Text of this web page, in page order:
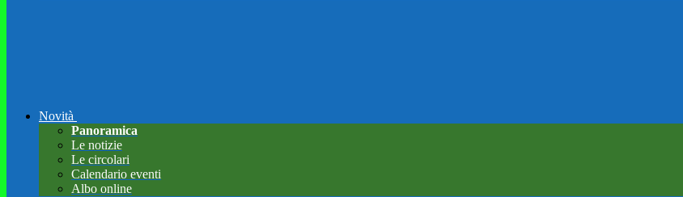
Novità
Panoramica
Le notizie
Le circolari
Calendario eventi
Albo online